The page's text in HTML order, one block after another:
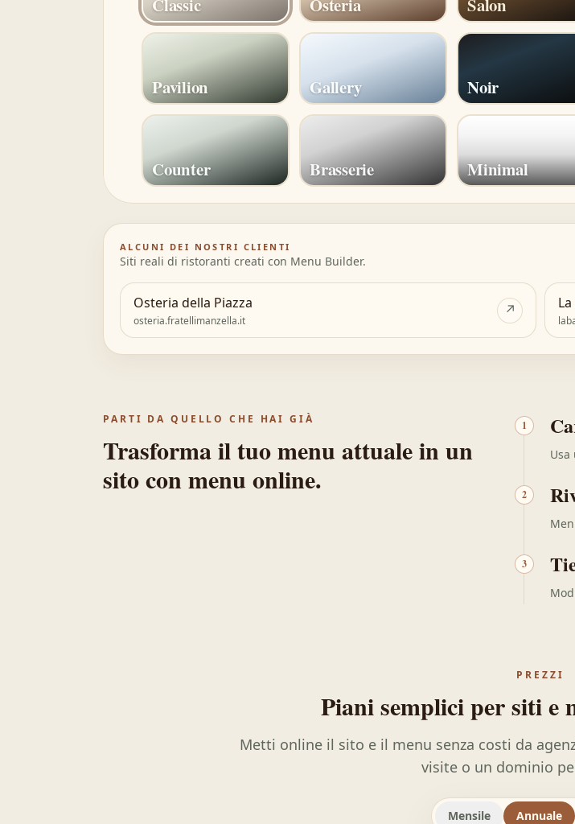
Classic Osteria Salon
Pavilion Gallery Noir
Counter Brasserie Minimal
ALCUNI DEI NOSTRI CLIENTI
Siti reali di ristoranti creati con Menu Builder.
Osteria della Piazza
osteria.fratellimanzella.it
↗
PARTI DA QUELLO CHE HAI GIÀ
Trasforma il tuo menu attuale in un
sito con menu online.
1
2
3
PREZZI
Piani semplici per siti e
Metti online il sito e il menu senza costi da
visite o un dominio
Mensile Annuale